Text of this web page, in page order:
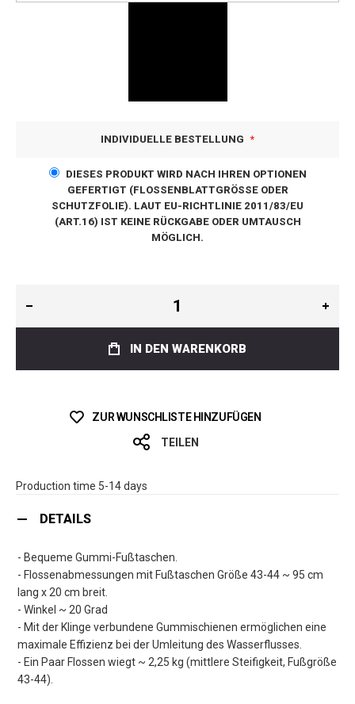
INDIVIDUELLE BESTELLUNG
DIESES PRODUKT WIRD NACH IHREN OPTIONEN
GEFERTIGT (FLOSSENBLATTGRÖSSE ODER S
CHUTZFOLIE). LAUT EU-RICHTLINIE 2011/83/EU (
ART.16) IST KEINE RÜCKGABE ODER UMTAUSCH M
ÖGLICH.
IN DEN WARENKORB
ZUR WUNSCHLISTE HINZUFÜGEN
TEILEN
Production time 5-14 days
DETAILS
- Bequeme Gummi-Fußtaschen.
- Flossenabmessungen mit Fußtaschen Größe 43-44 ~ 95 cm
lang x 20 cm breit.
- Winkel ~ 20 Grad
- Mit der Klinge verbundene Gummischienen ermöglichen eine
maximale Effizienz bei der Umleitung des Wasserflusses.
- Ein Paar Flossen wiegt ~ 2,25 kg (mittlere Steifigkeit, Fußgröße
43-44).